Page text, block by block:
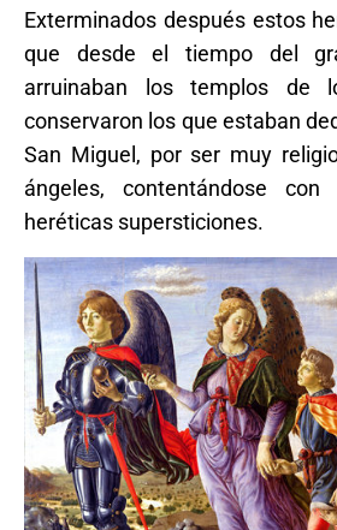
Exterminados después estos
que desde el tiempo del
arruinaban los templos de
conservaron los que estaban
San Miguel, por ser muy
ángeles, contentándose
heréticas supersticiones.